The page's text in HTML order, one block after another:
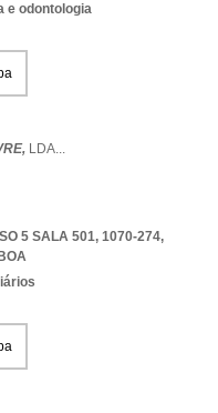
e odontologia
LDA...
5 SALA 501, 1070-274,